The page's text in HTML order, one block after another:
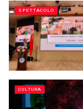
SPETTACOLO
CULTURA